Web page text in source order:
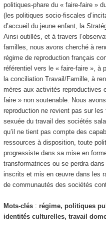
politiques-phare du « faire-faire »
(les politiques socio-fiscales
d’accueil du jeune enfant, la
Ainsi outillés, et à travers
familles, nous avons cherché à
régime de reproduction français
référentiel vers le « faire-faire », à
la conciliation Travail/Famille, à
mères aux activités reproductives
faire » non soutenable. Nous
reproduction ne revient pas sur
sexuée du travail des sociétés
qu’il ne tient pas compte des
ressources à disposition, toute
progressiste dans sa mise en
transformatrices ou se perdra
inscrits et mis en œuvre dans les
de communautés des sociétés
Mots-clés: régime, politiques
identités culturelles, travail